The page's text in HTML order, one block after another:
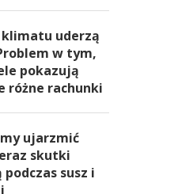
uderzą
w tym,
pokazują
różne rachunki
ujarzmić
skutki
susz i